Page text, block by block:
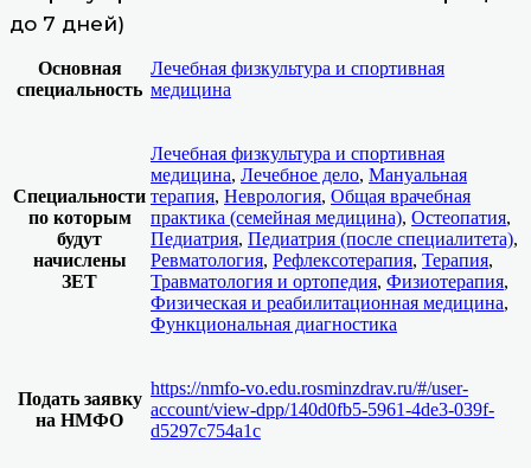
до 7 дней)
Основная
специальность
Лечебная физкультура и спортивная
медицина
Специальности
по которым
будут
начислены
ЗЕТ
Лечебная физкультура и спортивная
медицина, Лечебное дело, Мануальная
терапия, Неврология, Общая врачебная
практика (семейная медицина), Остеопатия,
Педиатрия, Педиатрия (после специалитета),
Ревматология, Рефлексотерапия, Терапия,
Травматология и ортопедия, Физиотерапия,
Физическая и реабилитационная медицина,
Функциональная диагностика
Подать заявку
на НМФО
https://nmfo-vo.edu.rosminzdrav.ru/#/user-
account/view-dpp/140d0fb5-5961-4de3-039f-
d5297c754a1c